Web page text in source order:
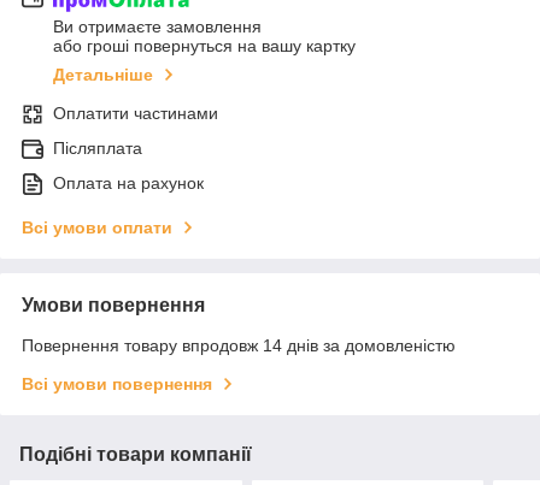
Ви отримаєте замовлення
або гроші повернуться на вашу картку
Детальніше
Оплатити частинами
Післяплата
Оплата на рахунок
Всі умови оплати
Умови повернення
Повернення товару впродовж 14 днів за домовленістю
Всі умови повернення
Подібні товари компанії